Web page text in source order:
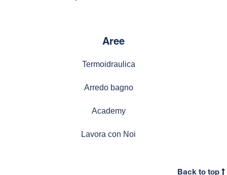
Aree
Termoidraulica
Arredo bagno
Academy
Lavora con Noi
Back to top